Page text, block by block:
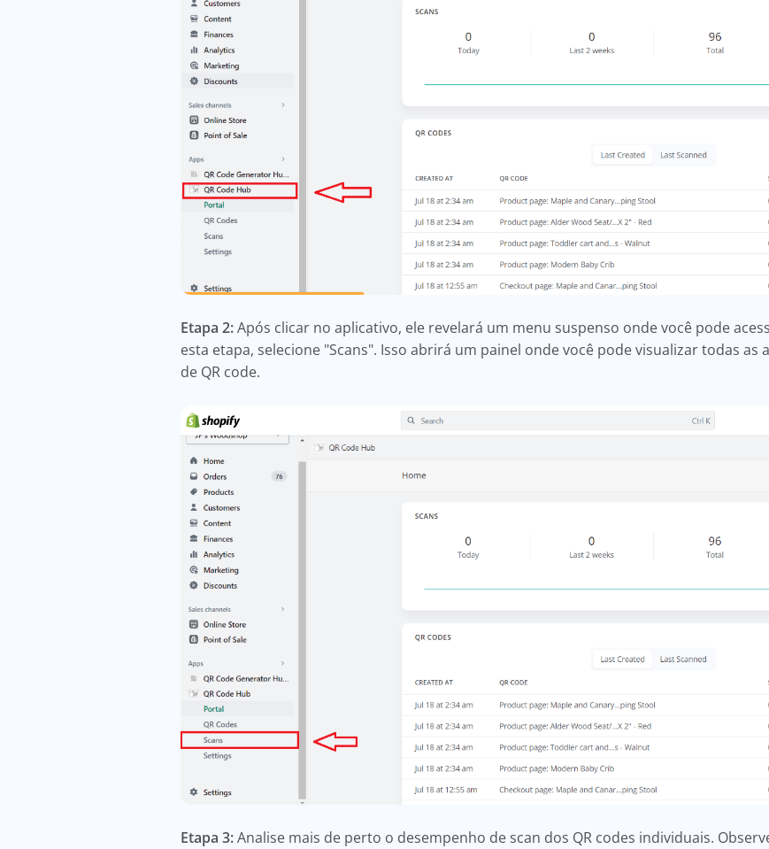
Etapa 2:Após clicar no aplicativo, ele revelará um menu suspenso onde você pode
esta etapa, selecione "Scans". Isso abrirá um painel onde você pode visualizar todas as
de QR code.
Etapa 3:Analise mais de perto o desempenho de scan dos QR codes individuais.